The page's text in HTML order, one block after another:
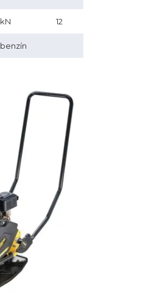
kN 12
benzín